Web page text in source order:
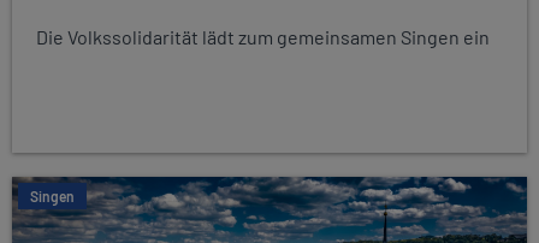
Die Volkssolidarität lädt zum gemeinsamen Singen ein
Singen